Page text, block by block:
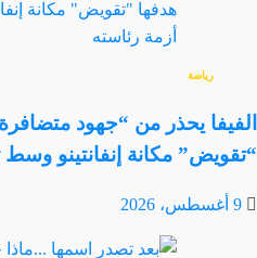
رياضة
الفيفا يحذر من “جهود
“تقويض” مكانة إنفانتينو وسط
9 أغسطس، 2026